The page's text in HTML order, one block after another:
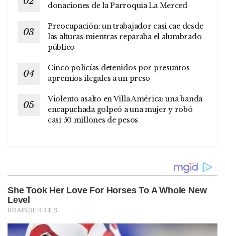
donaciones de la Parroquia La Merced
Preocupación: un trabajador casi cae desde
las alturas mientras reparaba el alumbrado
público
Cinco policías detenidos por presuntos
apremios ilegales a un preso
Violento asalto en Villa América: una banda
encapuchada golpeó a una mujer y robó
casi 50 millones de pesos